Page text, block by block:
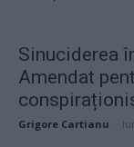
Sinuciderea
Amendat
Grigore Cartianu